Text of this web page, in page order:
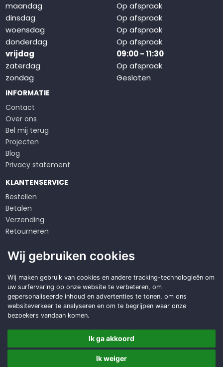
maandag
Op afspraak
dinsdag
Op afspraak
woensdag
Op afspraak
donderdag
Op afspraak
vrijdag
09:00 - 11:30
zaterdag
Op afspraak
zondag
Gesloten
INFORMATIE
Contact
Over ons
Bel mij terug
Projecten
Blog
Privacy statement
KLANTENSERVICE
Bestellen
Betalen
Verzending
Retourneren
Algemene voorwaarden
Op zoek naar een
duurzameoplossing?
Offerte aanvragen
Copyright © 2026 DWD Service
Wij gebruiken cookies
Wij maken gebruik van cookies en andere tracking-technologieën om
uw surfervaring op onze website te verbeteren, om
gepersonaliseerde inhoud en advertenties te tonen, om ons
websiteverkeer te analyseren en om te begrijpen waar onze
bezoekers vandaan komen.
Ik ga akkoord
Ik weiger